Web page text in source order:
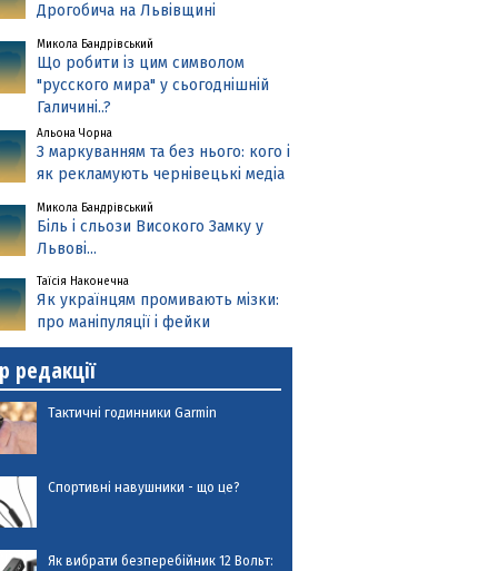
Дрогобича на Львівщині
Микола Бандрівський
Що робити із цим символом
"русского мира" у сьогоднішній
Галичині..?
Альона Чорна
З маркуванням та без нього: кого і
як рекламують чернівецькі медіа
Микола Бандрівський
Біль і сльози Високого Замку у
Львові...
Таїсія Наконечна
Як українцям промивають мізки:
про маніпуляції і фейки
редакції
Тактичні годинники Garmin
Спортивні навушники - що це?
Як вибрати безперебійник 12 Вольт: